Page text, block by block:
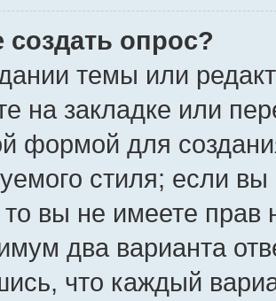
создать опрос?
темы или
на закладке или
формой для
стиля; если
вы не имеете прав
два варианта
что каждый